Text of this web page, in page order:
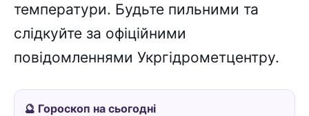
температури. Будьте пильними та
слідкуйте за офіційними
повідомленнями Укргідрометцентру.
🔮 Гороскоп на сьогодні